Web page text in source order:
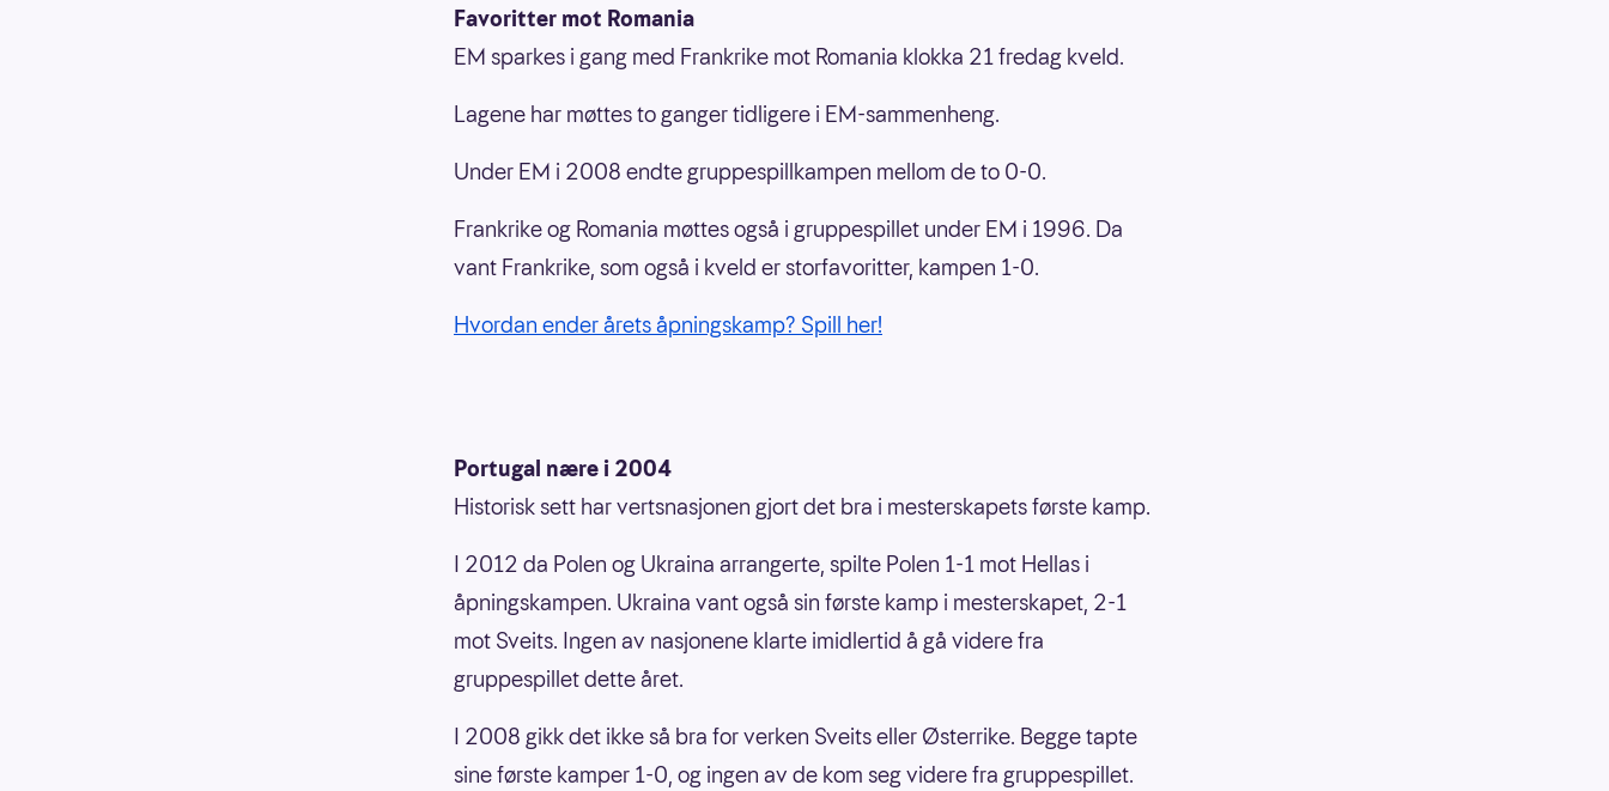
Favoritter mot Romania
EM sparkes i gang med Frankrike mot Romania klokka 21 fredag kveld.
Lagene har møttes to ganger tidligere i EM-sammenheng.
Under EM i 2008 endte gruppespillkampen mellom de to 0-0.
Frankrike og Romania møttes også i gruppespillet under EM i 1996. Da
vant Frankrike, som også i kveld er storfavoritter, kampen 1-0.
Hvordan ender årets åpningskamp? Spill her!
Portugal nære i 2004
Historisk sett har vertsnasjonen gjort det bra i mesterskapets første kamp.
I 2012 da Polen og Ukraina arrangerte, spilte Polen 1-1 mot Hellas i
åpningskampen. Ukraina vant også sin første kamp i mesterskapet, 2-1
mot Sveits. Ingen av nasjonene klarte imidlertid å gå videre fra
gruppespillet dette året.
I 2008 gikk det ikke så bra for verken Sveits eller Østerrike. Begge tapte
sine første kamper 1-0, og ingen av de kom seg videre fra gruppespillet.